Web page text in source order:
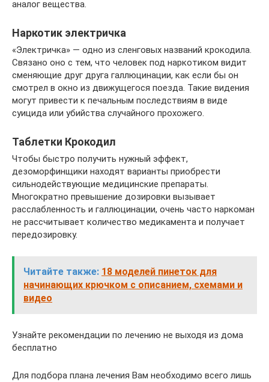
аналог вещества.
Наркотик электричка
«Электричка» — одно из сленговых названий крокодила.
Связано оно с тем, что человек под наркотиком видит
сменяющие друг друга галлюцинации, как если бы он
смотрел в окно из движущегося поезда. Такие видения
могут привести к печальным последствиям в виде
суицида или убийства случайного прохожего.
Таблетки Крокодил
Чтобы быстро получить нужный эффект,
дезоморфинщики находят варианты приобрести
сильнодействующие медицинские препараты.
Многократно превышение дозировки вызывает
расслабленность и галлюцинации, очень часто наркоман
не рассчитывает количество медикамента и получает
передозировку.
Читайте также: 18 моделей пинеток для
начинающих крючком с описанием, схемами и
видео
Узнайте рекомендации по лечению не выходя из дома
бесплатно
Для подбора плана лечения Вам необходимо всего лишь